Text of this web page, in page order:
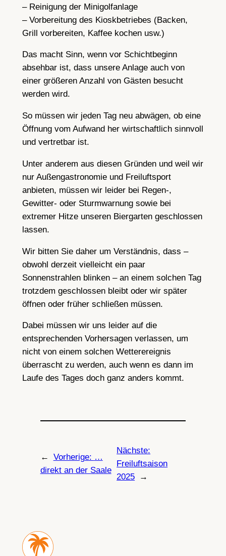
– Reinigung der Minigolfanlage
– Vorbereitung des Kioskbetriebes (Backen,
Grill vorbereiten, Kaffee kochen usw.)
Das macht Sinn, wenn vor Schichtbeginn
absehbar ist, dass unsere Anlage auch von
einer größeren Anzahl von Gästen besucht
werden wird.
So müssen wir jeden Tag neu abwägen, ob eine
Öffnung vom Aufwand her wirtschaftlich sinnvoll
und vertretbar ist.
Unter anderem aus diesen Gründen und weil wir
nur Außengastronomie und Freiluftsport
anbieten, müssen wir leider bei Regen-,
Gewitter- oder Sturmwarnung sowie bei
extremer Hitze unseren Biergarten geschlossen
lassen.
Wir bitten Sie daher um Verständnis, dass –
obwohl derzeit vielleicht ein paar
Sonnenstrahlen blinken – an einem solchen Tag
trotzdem geschlossen bleibt oder wir später
öffnen oder früher schließen müssen.
Dabei müssen wir uns leider auf die
entsprechenden Vorhersagen verlassen, um
nicht von einem solchen Wetterereignis
überrascht zu werden, auch wenn es dann im
Laufe des Tages doch ganz anders kommt.
← Vorherige: …
direkt an der Saale
Nächste:
Freiluftsaison
2025
→